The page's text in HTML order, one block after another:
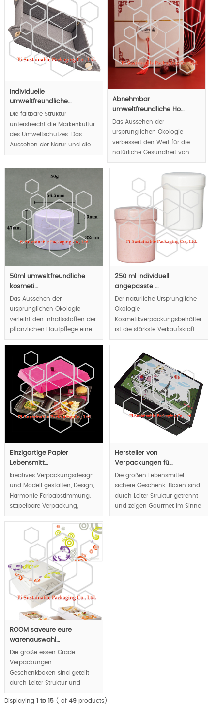
Verschluss-System. Luxus und
innovativen Wein anzeigen
sowie die königliche innere Fach
werden Luxus und innovative
Elemente für Luxusmarken Wein.
pflanzlicher
Polymermaterialien zur
Erreichung.
MOQ:10k pcs;
Individuelle
umweltfreundliche…
Die faltbare Struktur
unterstreicht die Markenkultur
des Umweltschutzes. Das
Aussehen der Natur und die
ursprüngliche Ökologie
natürlichen Gesundheit der
Öffentlichkeit.
MOQ:1000pcs;
Abnehmbar
umweltfreundliche Ho…
Das Aussehen der
ursprünglichen Ökologie
verbessert den Wert für die
natürliche Gesundheit von
köstlichem Essen. Die
biologisch abbaubaren
Lebensmittelverpackungen,
die durch Holzbox realisiert
werden, haben einen
verantwortungsvollen.
Faltbare Struktur zur
Reduzierung des Transport-
Speicherenergieverbrauchs.
MOQ:10000pcs.
50ml umweltfreundliche
kosmeti…
Das Aussehen der
ursprünglichen Ökologie
verleiht den Inhaltsstoffen der
pflanzlichen Hautpflege eine
natürliche und gesunde
MOQ:10k pcs.
250 ml individuell
angepasste …
Der natürliche Ursprüngliche
Ökologie
Kosmetikverpackungsbehälter
ist die stärkste Verkaufskraft
Ihrer Kosmetik.
Einzigartige Papier
Lebensmitt…
kreatives Verpackungsdesign
und Modell gestalten, Design,
Harmonie Farbabstimmung,
stapelbare Verpackung,
Food-Service-
Verpackungslösungen aus
einer Hand bieten nicht nur
benutzerdefinierte gemacht
Mahlzeitkästen |, aber auch
die Einweg Geschirr |.
MOQ:2000pcs.
Hersteller von
Verpackungen fü…
Die großen Lebensmittel-
sichere Geschenk-Boxen sind
durch Leiter Struktur getrennt
und zeigen Gourmet im Sinne
von Schichten, Halbmond
ROOM saveure eure
warenauswahl…
Die große essen Grade
Verpackungen
Geschenkboxen sind geteilt
durch Leiter Struktur und
zeigen Gourmet im Sinne von
Schichten, Halbmond-Form
Displaying 1 to 15( of 49products)